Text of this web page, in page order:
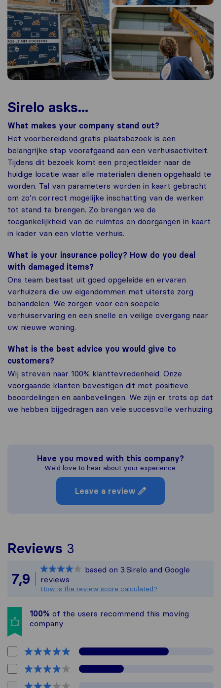
Sirelo asks...
What makes your company stand out?
Het voorbereidend gratis plaatsbezoek is een
belangrijke stap voorafgaand aan een verhuisactiviteit.
Tijdens dit bezoek komt een projectleider naar de
huidige locatie waar alle materialen dienen opgehaald te
worden. Tal van parameters worden in kaart gebracht
om zo’n correct mogelijke inschatting van de werken
tot stand te brengen. Zo brengen we de
toegankelijkheid van de ruimtes en doorgangen in kaart
in kader van een vlotte verhuis.
What is your insurance policy? How do you deal
with damaged items?
Ons team bestaat uit goed opgeleide en ervaren
verhuizers die uw eigendommen met uiterste zorg
behandelen. We zorgen voor een soepele
verhuiservaring en een snelle en veilige overgang naar
uw nieuwe woning.
What is the best advice you would give to
customers?
Wij streven naar 100% klanttevredenheid. Onze
voorgaande klanten bevestigen dit met positieve
beoordelingen en aanbevelingen. We zijn er trots op dat
we hebben bijgedragen aan vele succesvolle verhuizing.
Have you moved with this company?
We'd love to hear about your experience.
Leave a review
Reviews 3
Sirelo is not
All reviews gathered
7,9
based on 3 Sirelo and Google
reviews
How is the review score calculated?
100% of the users recommend this moving
company